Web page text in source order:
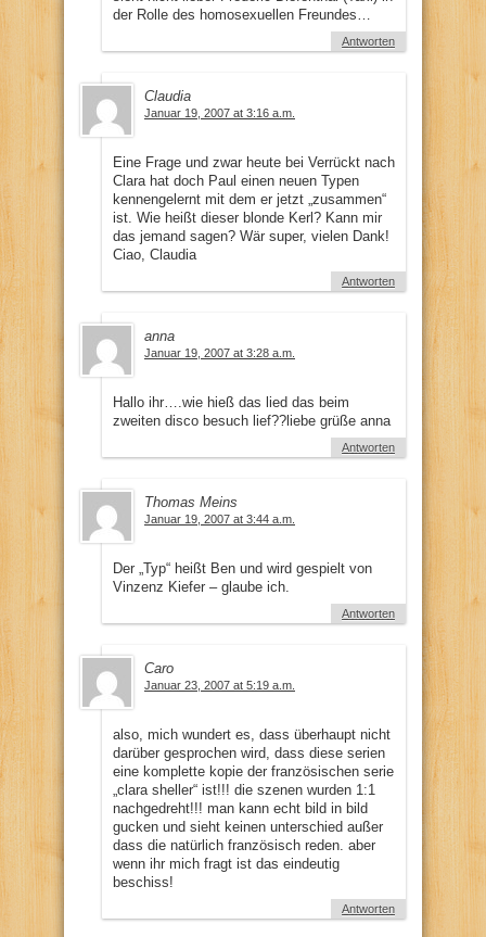
der Rolle des homosexuellen Freundes…
Antworten
Claudia
Januar 19, 2007 at 3:16 a.m.
Eine Frage und zwar heute bei Verrückt nach
Clara hat doch Paul einen neuen Typen
kennengelernt mit dem er jetzt „zusammen“
ist. Wie heißt dieser blonde Kerl? Kann mir
das jemand sagen? Wär super, vielen Dank!
Ciao, Claudia
Antworten
anna
Januar 19, 2007 at 3:28 a.m.
Hallo ihr….wie hieß das lied das beim
zweiten disco besuch lief??liebe grüße anna
Antworten
Thomas Meins
Januar 19, 2007 at 3:44 a.m.
Der „Typ“ heißt Ben und wird gespielt von
Vinzenz Kiefer – glaube ich.
Antworten
Caro
Januar 23, 2007 at 5:19 a.m.
also, mich wundert es, dass überhaupt nicht
darüber gesprochen wird, dass diese serien
eine komplette kopie der französischen serie
„clara sheller“ ist!!! die szenen wurden 1:1
nachgedreht!!! man kann echt bild in bild
gucken und sieht keinen unterschied außer
dass die natürlich französisch reden. aber
wenn ihr mich fragt ist das eindeutig
beschiss!
Antworten